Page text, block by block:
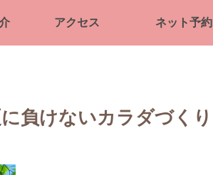
アクセス ネット予約
負けないカラダづくり